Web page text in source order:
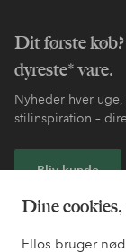
Dine
Ellos bruger
Dit første
dyreste* vare.
Nyheder hver
stilinspiration –
Bliv kunde
* Se